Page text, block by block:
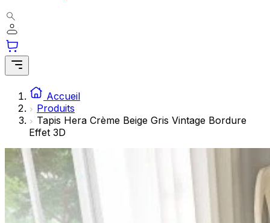
Accueil
Produits
Tapis Hera Crème Beige Gris Vintage Bordure
Effet 3D
Les cookies marketing sont utilisés pour suivre les
engageantes pour l'utilisateur individuel et, par
Les cookies non classés sont des cookies qui sont en